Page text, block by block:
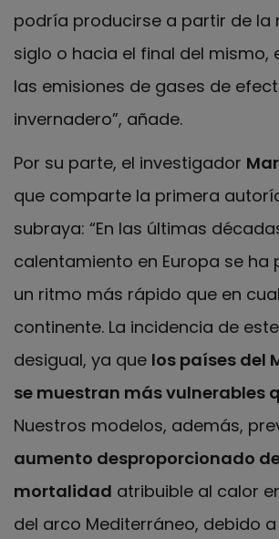
podría producirse a partir de la
siglo o hacia el final del mismo,
las emisiones de gases de
invernadero”, añade.
Por su parte, el investigador
que comparte la primera
subraya: “En las últimas
calentamiento en Europa se ha
un ritmo más rápido que en
continente. La incidencia de
desigual, ya que los países del
se muestran más vulnerables
Nuestros modelos, además,
aumento desproporcionado
mortalidad atribuible al calor
del arco Mediterráneo, debido